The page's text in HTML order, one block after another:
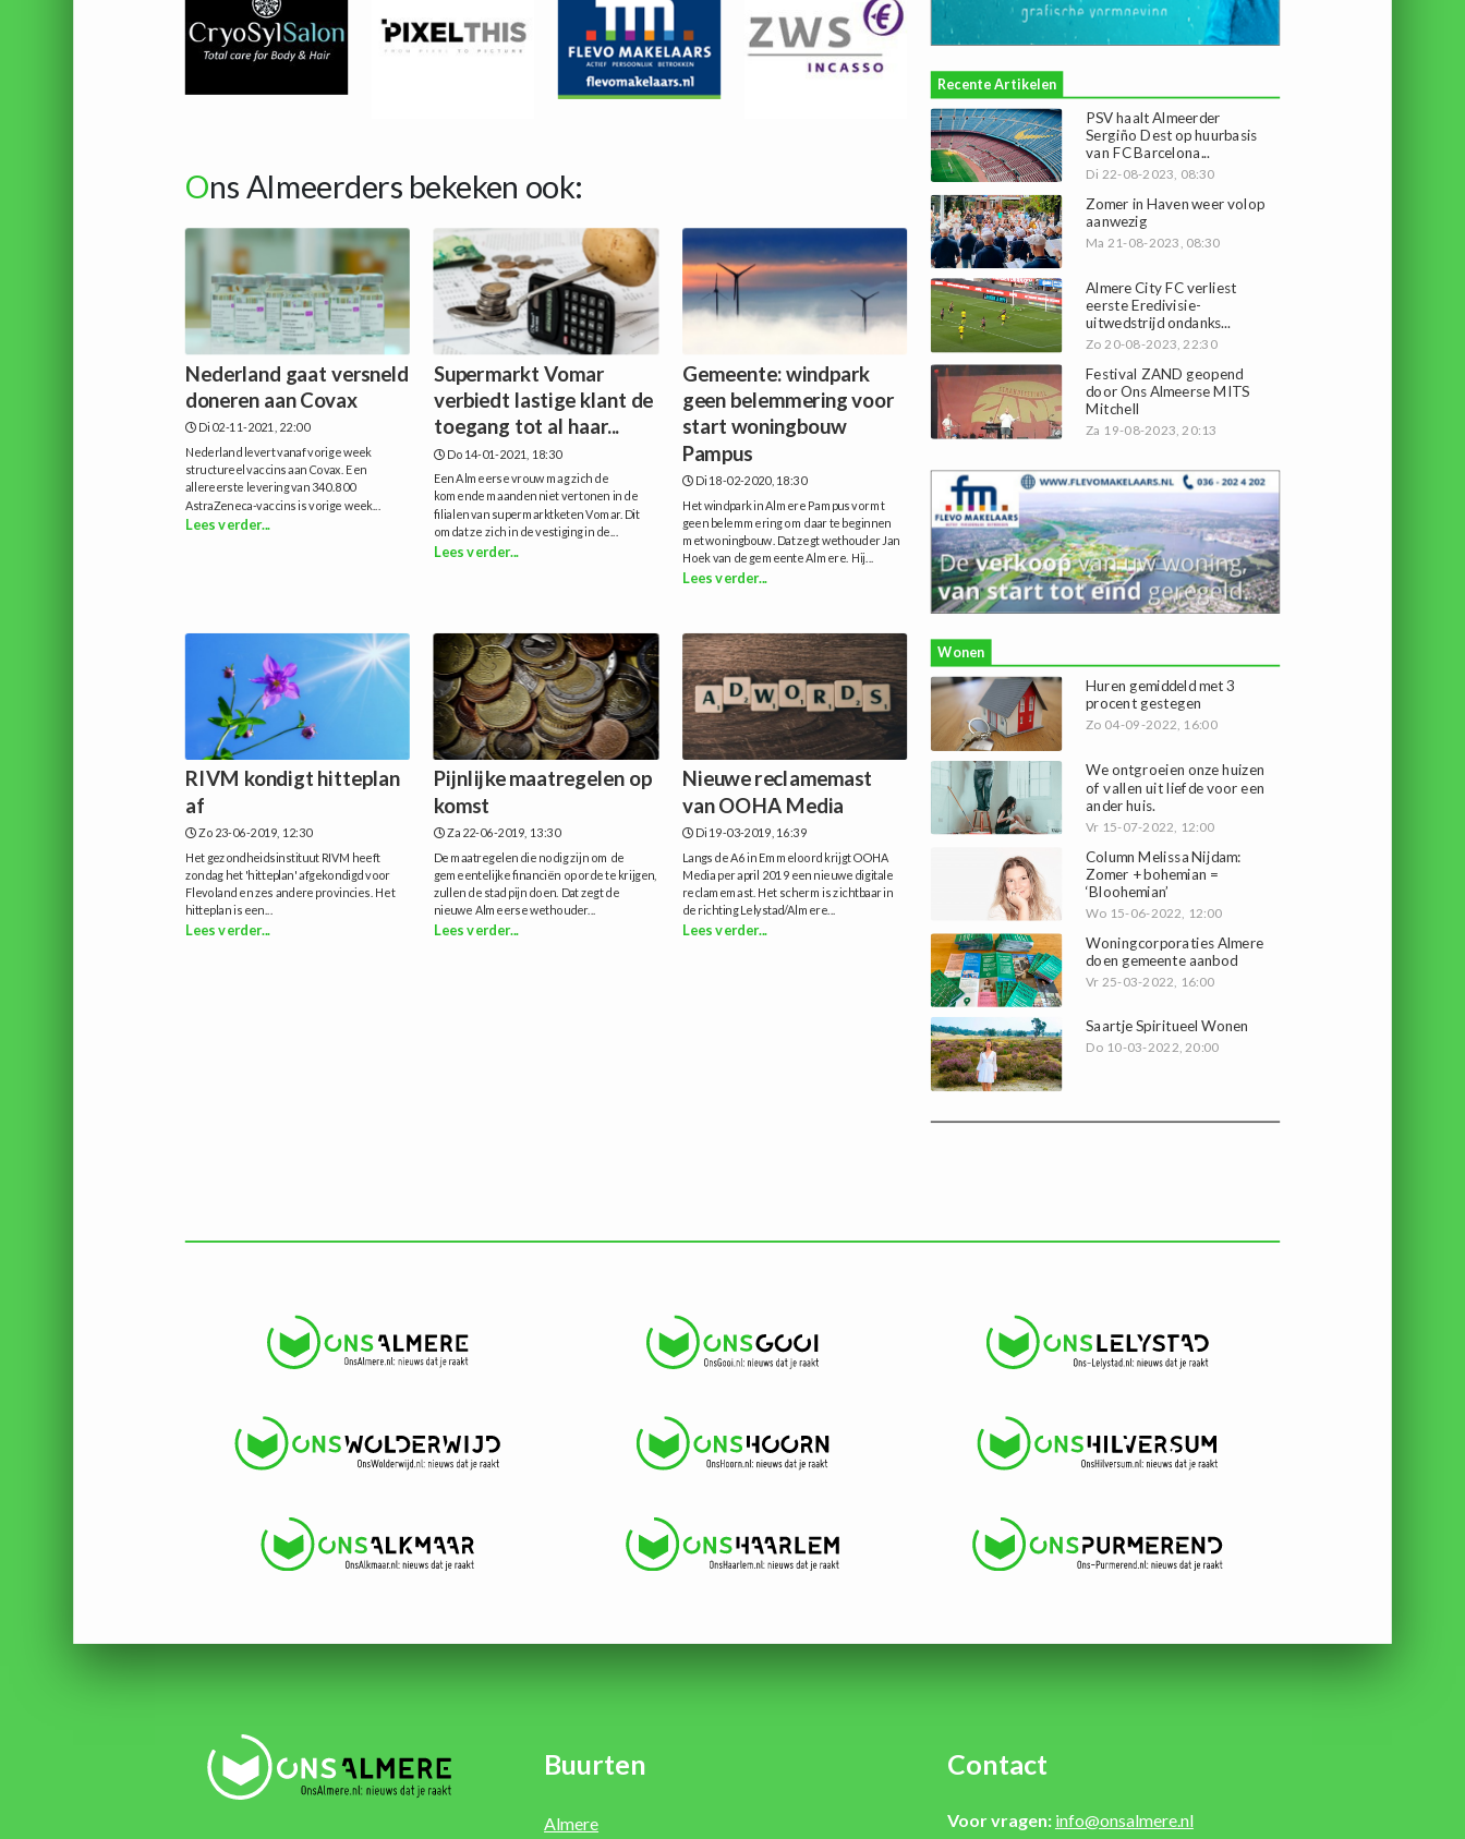
Ons Almeerders bekeken ook:
Nederland gaat versneld
doneren aan Covax
Di 02-11-2021, 22:00
Nederland levert vanaf vorige week
structureel vaccins aan Covax. Een
allereerste levering van 340.800
AstraZeneca-vaccins is vorige week...
Lees verder...
Supermarkt Vomar
verbiedt lastige klant de
toegang tot al haar...
Do 14-01-2021, 18:30
Een Almeerse vrouw mag zich de
komende maanden niet vertonen in de
filialen van supermarktketen Vomar. Dit
omdat ze zich in de vestiging in de...
Lees verder...
Gemeente: windpark
geen belemmering voor
start woningbouw
Pampus
Di 18-02-2020, 18:30
Het windpark in Almere Pampus vormt
geen belemmering om daar te beginnen
met woningbouw. Dat zegt wethouder Jan
Hoek van de gemeente Almere. Hij...
Lees verder...
RIVM kondigt hitteplan
af
Zo 23-06-2019, 12:30
Het gezondheidsinstituut RIVM heeft
zondag het 'hitteplan' afgekondigd voor
Flevoland en zes andere provincies. Het
hitteplan is een...
Lees verder...
Pijnlijke maatregelen op
komst
Za 22-06-2019, 13:30
De maatregelen die nodig zijn om de
gemeentelijke financiën op orde te krijgen,
zullen de stad pijn doen. Dat zegt de
nieuwe Almeerse wethouder...
Lees verder...
Nieuwe reclamemast
van OOHA Media
Di 19-03-2019, 16:39
Langs de A6 in Emmeloord krijgt OOHA
Media per april 2019 een nieuwe digitale
reclamemast. Het scherm is zichtbaar in
de richting Lelystad/Almere...
Lees verder...
Recente Artikelen
PSV haalt Almeerder
Sergiño Dest op huurbasis
van FC Barcelona...
Di 22-08-2023, 08:30
Zomer in Haven weer volop
aanwezig
Ma 21-08-2023, 08:30
Almere City FC verliest
eerste Eredivisie-
uitwedstrijd ondanks...
Zo 20-08-2023, 22:30
Festival ZAND geopend
door Ons Almeerse MITS
Mitchell
Za 19-08-2023, 20:13
Wonen
Huren gemiddeld met 3
procent gestegen
Zo 04-09-2022, 16:00
We ontgroeien onze huizen
of vallen uit liefde voor een
ander huis.
Vr 15-07-2022, 12:00
Column Melissa Nijdam:
Zomer + bohemian =
‘Bloohemian’
Wo 15-06-2022, 12:00
Woningcorporaties Almere
doen gemeente aanbod
Vr 25-03-2022, 16:00
Saartje Spiritueel Wonen
Do 10-03-2022, 20:00
Buurten
Almere
Contact
Voor vragen: info@onsalmere.nl